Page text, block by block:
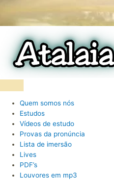
Quem somos nós
Estudos
Vídeos de estudo
Provas da pronúncia
Lista de imersão
Lives
PDF’s
Louvores em mp3